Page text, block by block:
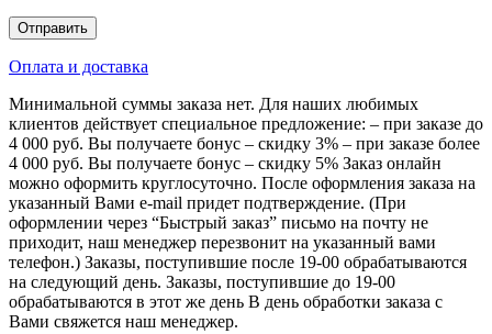
Оплата и доставка
Минимальной суммы заказа нет. Для наших любимых
клиентов действует специальное предложение: – при заказе до
4 000 руб. Вы получаете бонус – скидку 3% – при заказе более
4 000 руб. Вы получаете бонус – скидку 5% Заказ онлайн
можно оформить круглосуточно. После оформления заказа на
указанный Вами e-mail придет подтверждение. (При
оформлении через “Быстрый заказ” письмо на почту не
приходит, наш менеджер перезвонит на указанный вами
телефон.) Заказы, поступившие после 19-00 обрабатываются
на следующий день. Заказы, поступившие до 19-00
обрабатываются в этот же день В день обработки заказа с
Вами свяжется наш менеджер.